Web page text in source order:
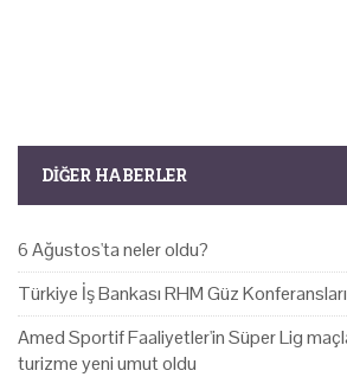
DIĞER HABERLER
6 Ağustos'ta neler oldu?
Türkiye İş Bankası RHM Güz
Amed Sportif Faaliyetler'in Süper Lig
turizme yeni umut oldu